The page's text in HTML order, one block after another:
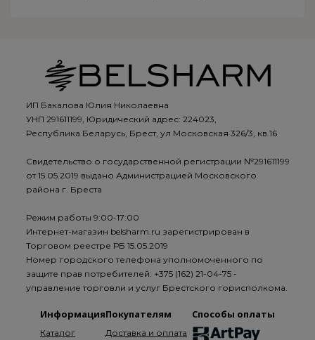
ИП Бакалова Юлия Николаевна
УНП 291611199, Юридический адрес: 224023,
Республика Беларусь, Брест, ул Московская 326/3, кв.16
Свидетельство о государственной регистрации №291611199
от 15.05.2019 выдано Администрацией Московского
района г. Бреста
Режим работы 9:00-17:00
Интернет-магазин belsharm.ru зарегистрирован в
Торговом реестре РБ 15.05.2019
Номер городского телефона уполномоченного по
защите прав потребителей: +375 (162) 21-04-75 -
управление торговли и услуг Брестского горисполкома.
Информация
Каталог
Покупателям
Доставка и оплата
Способы оплаты